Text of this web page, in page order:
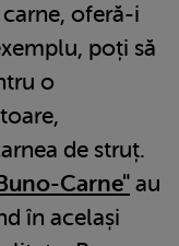
oferă-i
poți să
o
de struț.
Carne" au
în același